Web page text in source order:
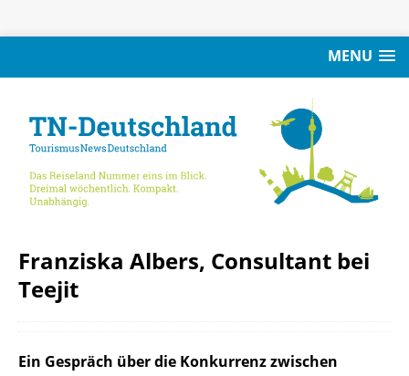
MENU
Franziska Albers, Consultant bei
Teejit
Ein Gespräch über die Konkurrenz zwischen